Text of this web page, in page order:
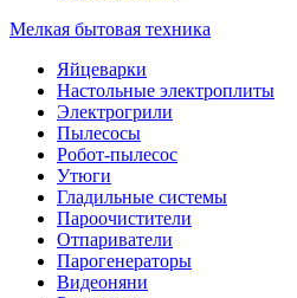
Мелкая бытовая техника
Яйцеварки
Настольные электроплиты
Электрогрили
Пылесосы
Робот-пылесос
Утюги
Гладильные системы
Пароочистители
Отпариватели
Парогенераторы
Видеоняни